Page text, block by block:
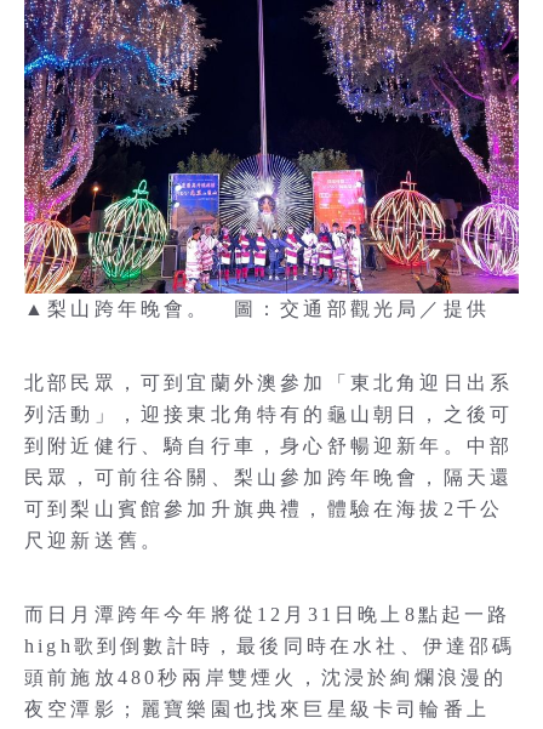
▲梨山跨年晚會。 圖：交通部觀光局／提供
北部民眾，可到宜蘭外澳參加「東北角迎日出系
列活動」，迎接東北角特有的龜山朝日，之後可
到附近健行、騎自行車，身心舒暢迎新年。中部
民眾，可前往谷關、梨山參加跨年晚會，隔天還
可到梨山賓館參加升旗典禮，體驗在海拔2千公
尺迎新送舊。
而日月潭跨年今年將從12月31日晚上8點起一路
high歌到倒數計時，最後同時在水社、伊達邵碼
頭前施放480秒兩岸雙煙火，沈浸於絢爛浪漫的
夜空潭影；麗寶樂園也找來巨星級卡司輪番上